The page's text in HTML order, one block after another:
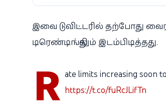
இவை டுவிட்டரில் தற்போது
டிரெண்டிங்கிலும் இடம்பிடித்தது.
R ate limits increasing soon
https://t.co/fuRcJLifTn